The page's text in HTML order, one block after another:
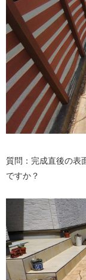
質問：完成直後の表
ですか？